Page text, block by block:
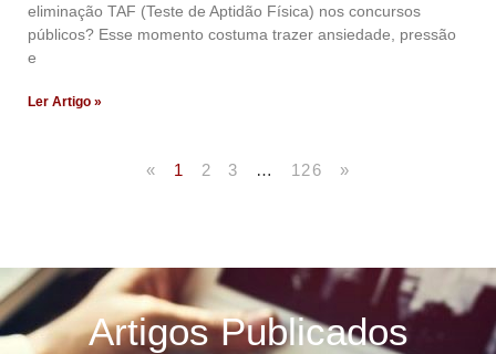
eliminação TAF (Teste de Aptidão Física) nos concursos
públicos? Esse momento costuma trazer ansiedade, pressão
e
Ler Artigo »
« 1 2 3 … 126 »
Artigos Publicados